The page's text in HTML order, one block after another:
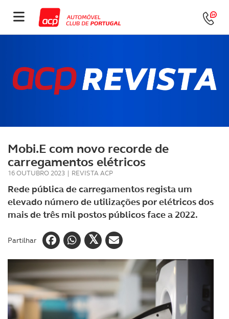
Mobi.E com novo recorde de
carregamentos elétricos
16 OUTUBRO 2023 | REVISTA ACP
Rede pública de carregamentos regista um
elevado número de utilizações por elétricos dos
mais de três mil postos públicos face a 2022.
Partilhar